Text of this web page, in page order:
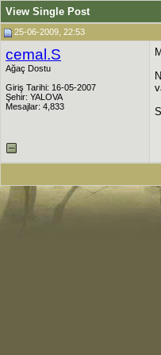
View Single Post
25-06-2009, 22:53
cemal.S
Ağaç Dostu
Giriş Tarihi: 16-05-2007
Şehir: YALOVA
Mesajlar: 4,833